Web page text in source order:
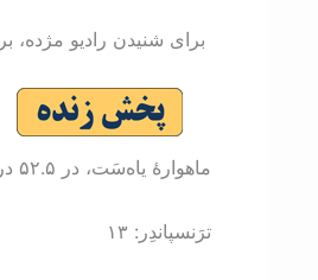
برای شنيدن راديو مژده،
ماهوارۀ یاه‌سَت، در ۵۲.۵ درجۀ شرقی
ترَنسپاندِر: ۱۳